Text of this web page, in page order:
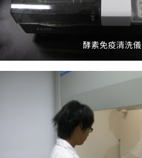
酵素免疫清洗儀